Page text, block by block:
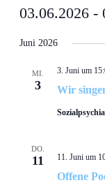
03.06.2026 -
wählen.
Juni 2026
MI.
3 Wir
3. Juni um
DO.
11
Offene
11. Juni um